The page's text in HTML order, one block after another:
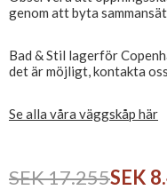
genom att byta
Bad & Stil lagerför
det är möjligt, kontakta
Se alla våra väggskåp här
SEK 17.255SEK